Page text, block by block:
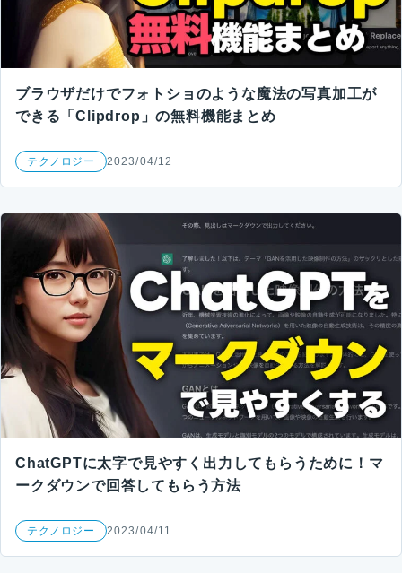
ブラウザだけでフォトショのような魔法の写真加工が
できる「Clipdrop」の無料機能まとめ
テクノロジー 2023/04/12
ChatGPTに太字で見やすく出力してもらうために！マ
ークダウンで回答してもらう方法
テクノロジー 2023/04/11